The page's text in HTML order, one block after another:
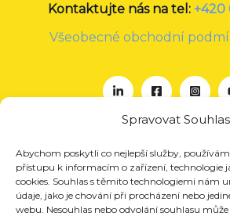
Spravovat Souhlas
Abychom poskytli co nejlepší služby,
přístupu k informacím o zařízení, technologie
cookies. Souhlas s těmito technologiemi nám
údaje, jako je chování při procházení nebo
webu. Nesouhlas nebo odvolání souhlasu
Kontaktujte nás na tel: +420
Všeobecné obchodní
O nás
Projekty
Členství